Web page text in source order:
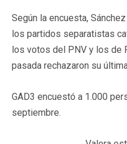
Según la encuesta,
los partidos separatistas
los votos del PNV y los de
pasada rechazaron su
GAD3 encuestó a 1.000
septiembre.